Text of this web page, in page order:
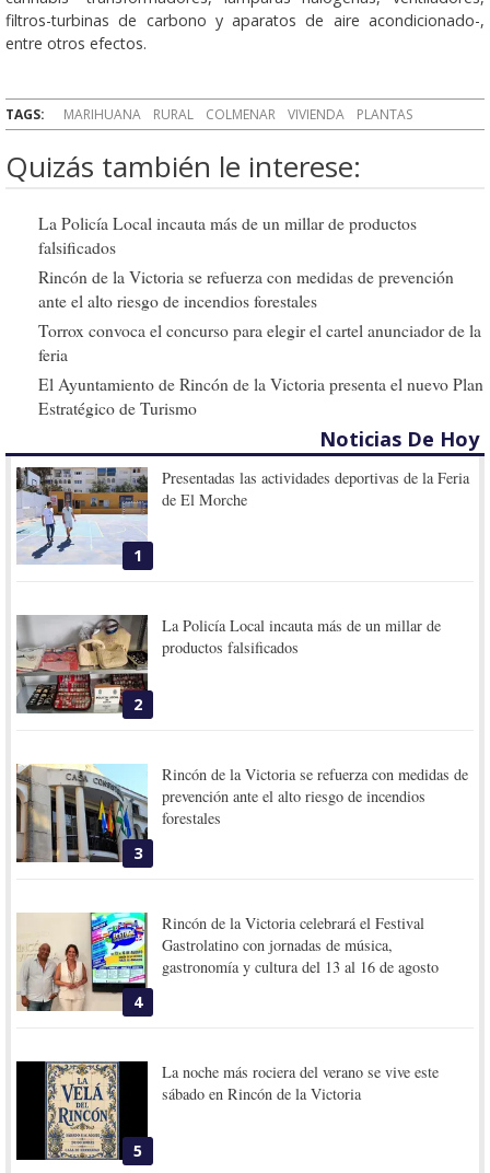
filtros-turbinas de carbono y aparatos de aire acondicionado-,
entre otros efectos.
TAGS: MARIHUANA RURAL COLMENAR VIVIENDA PLANTAS
Quizás también le interese:
La Policía Local incauta más de un millar de productos
falsificados
Rincón de la Victoria se refuerza con medidas de prevención
ante el alto riesgo de incendios forestales
Torrox convoca el concurso para elegir el cartel anunciador de la
feria
El Ayuntamiento de Rincón de la Victoria presenta el nuevo Plan
Estratégico de Turismo
Noticias De Hoy
1
Presentadas las actividades deportivas de la Feria
de El Morche
2
La Policía Local incauta más de un millar de
productos falsificados
3
Rincón de la Victoria se refuerza con medidas de
prevención ante el alto riesgo de incendios
forestales
4
Rincón de la Victoria celebrará el Festival
Gastrolatino con jornadas de música,
gastronomía y cultura del 13 al 16 de agosto
5
La noche más rociera del verano se vive este
sábado en Rincón de la Victoria